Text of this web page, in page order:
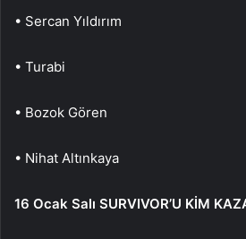
• Sercan Yıldırım
• Turabi
• Bozok Gören
• Nihat Altınkaya
16 Ocak Salı SURVIVOR’U KİM